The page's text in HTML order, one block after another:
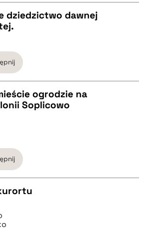
dziedzictwo dawnej
ogrodzie na
Soplicowo